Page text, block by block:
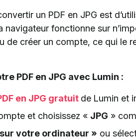
un PDF en JPG est
navigateur fonctionne sur
de créer un compte, ce qui le
PDF en JPG avec Lumin :
en JPG gratuit de Lumin et
et choisissez « JPG »
votre ordinateur » ou